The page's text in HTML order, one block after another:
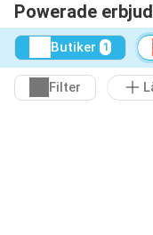
Powerade
Butiker 1
Filter